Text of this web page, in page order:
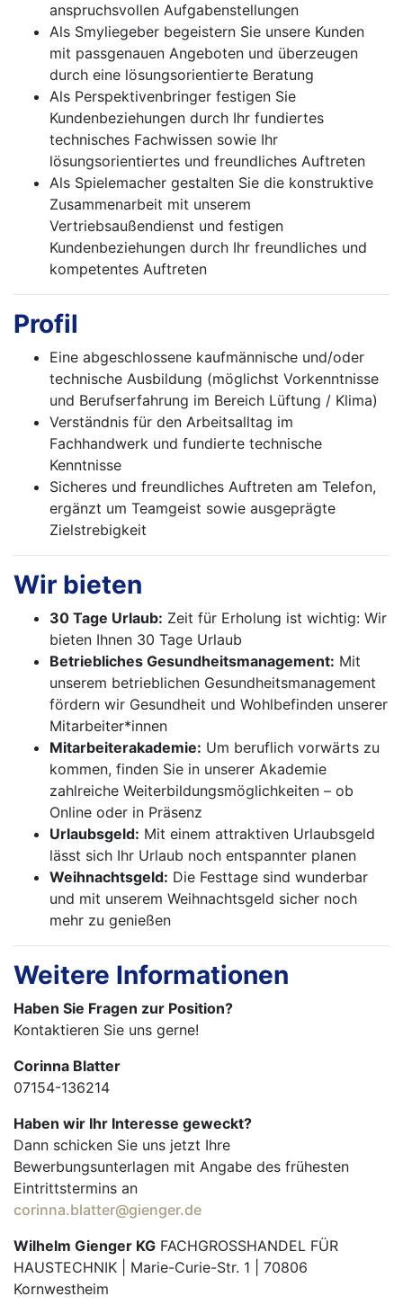
anspruchsvollen Aufgabenstellungen
Als Smyliegeber begeistern Sie unsere Kunden
mit passgenauen Angeboten und überzeugen
durch eine lösungsorientierte Beratung
Als Perspektivenbringer festigen Sie
Kundenbeziehungen durch Ihr fundiertes
technisches Fachwissen sowie Ihr
lösungsorientiertes und freundliches Auftreten
Als Spielemacher gestalten Sie die konstruktive
Zusammenarbeit mit unserem
Vertriebsaußendienst und festigen
Kundenbeziehungen durch Ihr freundliches und
kompetentes Auftreten
Profil
Eine abgeschlossene kaufmännische und/oder
technische Ausbildung (möglichst Vorkenntnisse
und Berufserfahrung im Bereich Lüftung / Klima)
Verständnis für den Arbeitsalltag im
Fachhandwerk und fundierte technische
Kenntnisse
Sicheres und freundliches Auftreten am Telefon,
ergänzt um Teamgeist sowie ausgeprägte
Zielstrebigkeit
Wir bieten
30 Tage Urlaub: Zeit für Erholung ist wichtig: Wir
bieten Ihnen 30 Tage Urlaub
Betriebliches Gesundheitsmanagement: Mit
unserem betrieblichen Gesundheitsmanagement
fördern wir Gesundheit und Wohlbefinden unserer
Mitarbeiter*innen
Mitarbeiterakademie: Um beruflich vorwärts zu
kommen, finden Sie in unserer Akademie
zahlreiche Weiterbildungsmöglichkeiten – ob
Online oder in Präsenz
Urlaubsgeld: Mit einem attraktiven Urlaubsgeld
lässt sich Ihr Urlaub noch entspannter planen
Weihnachtsgeld: Die Festtage sind wunderbar
und mit unserem Weihnachtsgeld sicher noch
mehr zu genießen
Weitere Informationen
Haben Sie Fragen zur Position?
Kontaktieren Sie uns gerne!
Corinna Blatter
07154-136214
Haben wir Ihr Interesse geweckt?
Dann schicken Sie uns jetzt Ihre
Bewerbungsunterlagen mit Angabe des frühesten
Eintrittstermins an
corinna.blatter@gienger.de
Wilhelm Gienger KG FACHGROSSHANDEL FÜR
HAUSTECHNIK | Marie-Curie-Str. 1 | 70806
Kornwestheim